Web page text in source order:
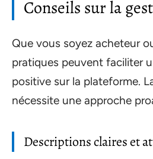
Conseils sur la
Que vous soyez acheteur
pratiques peuvent faciliter
positive sur la plateforme.
nécessite une approche
Descriptions claires et